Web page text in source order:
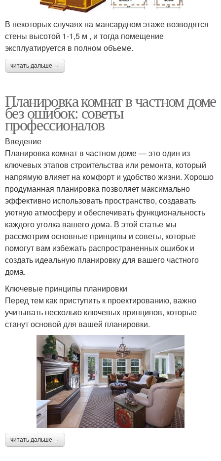
В некоторых случаях на мансардном этаже возводятся
стены высотой 1-1,5 м , и тогда помещение
эксплуатируется в полном объеме.
читать дальше →
Планировка комнат в частном доме
без ошибок: советы
профессионалов
Введение
Планировка комнат в частном доме — это один из
ключевых этапов строительства или ремонта, который
напрямую влияет на комфорт и удобство жизни. Хорошо
продуманная планировка позволяет максимально
эффективно использовать пространство, создавать
уютную атмосферу и обеспечивать функциональность
каждого уголка вашего дома. В этой статье мы
рассмотрим основные принципы и советы, которые
помогут вам избежать распространенных ошибок и
создать идеальную планировку для вашего частного
дома.
Ключевые принципы планировки
Перед тем как приступить к проектированию, важно
учитывать несколько ключевых принципов, которые
станут основой для вашей планировки.
читать дальше →